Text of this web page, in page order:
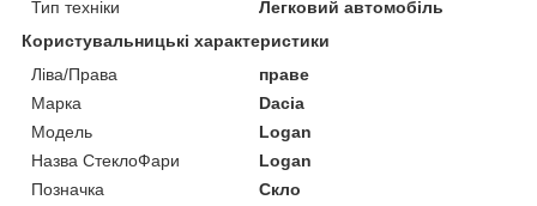
Тип техніки
Легковий автомобіль
Користувальницькі характеристики
Ліва/Права
праве
Марка
Dacia
Мoдель
Logan
Назва СтеклоФари
Logan
Позначка
Скло